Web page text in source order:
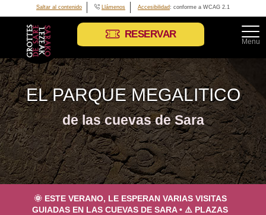
Saltar al contenido Llámenos Accesibilidad: conforme a WCAG 2.1
RESERVAR
Menu
EL PARQUE MEGALITICO
de las cuevas de Sara
🌞 ESTE VERANO, LE ESPERAN VARIAS VISITAS
GUIADAS EN LAS CUEVAS DE SARA • ⚠️ PLAZAS